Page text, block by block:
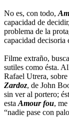
No es, con todo,
capacidad de
problema de la
capacidad decisoria
Filme extraño,
sutiles como ésta.
Rafael Utrera,
Zardoz, de John
sin ver al portero;
esta Amour fou,
“nadie pase con